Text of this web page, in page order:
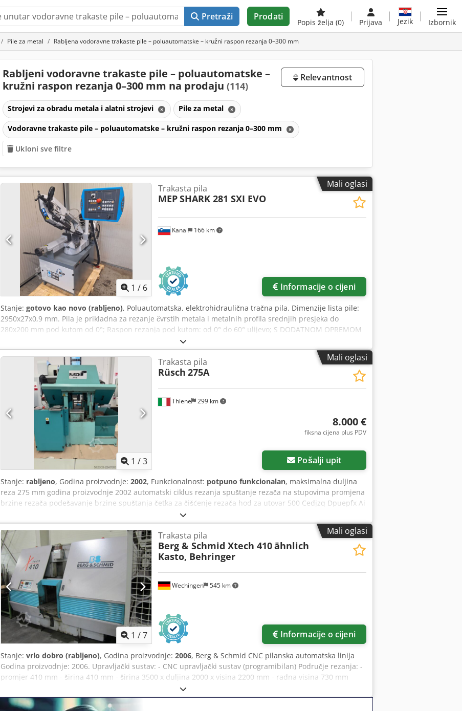
Pretraži Prodati
Popis želja (0) Prijava Jezik Izbornik
Pile za metal Rabljena vodoravne trakaste pile – poluautomatske – kružni raspon rezanja 0–300 mm
Rabljeni vodoravne trakaste pile – poluautomatske –
kružni raspon rezanja 0–300 mm na prodaju (114)
Relevantnost
Strojevi za obradu metala i alatni strojevi Pile za metal
Vodoravne trakaste pile – poluautomatske – kružni raspon rezanja 0–300 mm
Ukloni sve filtre
Mali oglasi
1 / 6
Kanal 166 km
Trakasta pila
MEPSHARK 281 SXI EVO
Informacije o cijeni
Stanje: gotovo kao novo (rabljeno), Poluautomatska, elektrohidraulična tračna pila. Dimenzije lista pile:
2950x27x0,9 mm. Pila je prikladna za rezanje čvrstih metala i metalnih profila srednjih presjeka do
280x200 mm pod kutom od 0°; Raspon rezanja pod kutom: od 0° do 60° ulijevo; S DODATNOM OPREMOM
– ručni i ručni dinamični ciklus rezanja. Godina proizvodnje: 2025. Crsdpfx Aijzlimbe Sof
Mali oglasi
1 /3
Thiene 299 km
Trakasta pila
Rüsch 275A
8.000 €
fiksna cijena plus PDV
Pošalji upit
Stanje: rabljeno, Godina proizvodnje: 2002, Funkcionalnost: potpuno funkcionalan, maksimalna duljina
reza 275 mm godina proizvodnje 2002 automatski ciklus rezanja spuštanje rezača na stupovima promjena
brzine rezača podešavanje brzine spuštanja četka za čišćenje rezača hod za utovar 500 Cedjzq Dpuepfx Ai
Serf reduktor tlaka stezne glave VISINA REZAČA 27 mm
Mali oglasi
1 /7
Wechingen 545 km
Trakasta pila
Berg & Schmid Xtech 410ähnlich
Kasto, Behringer
Informacije o cijeni
Stanje: vrlo dobro (rabljeno), Godina proizvodnje: 2006, Berg & Schmid CNC pilanska automatska linija
Godina proizvodnje: 2006. Upravljački sustav: - CNC upravljački sustav (programibilan) Područje rezanja: -
promjer 410 mm - širina 410 mm - širina 3500 x duljina 2000 x visina 2200 mm - radna visina 730 mm
Brzina rezanja: - 12 – 110 m/min - Doziranje materijala pomoću precizne kugličaste navojne vretene i
linearnog vodila. - Hidraulično naprezanje pilskog lista. - Automatski uređaj za podešavanje slobodnog
hoda dvostranog pilskog lista. - Hidraulički pogonjeni uređaj za odvođenje strugotine. Crjdpozp Inlsfx Ai Sjf